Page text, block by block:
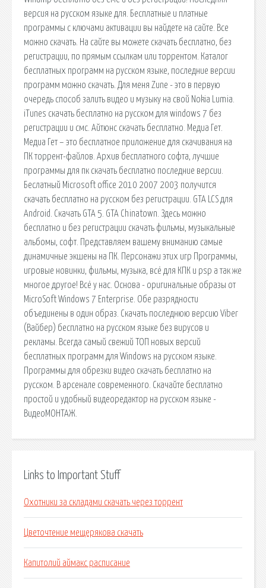
версия на русском языке для. Бесплатные и платные
программы с ключами активации вы найдете на сайте. Все
можно скачать. На сайте вы можете скачать бесплатно, без
регистрации, по прямым ссылкам или торрентом. Каталог
бесплатных программ на русском языке, последние версии
программ можно скачать. Для меня Zune - это в первую
очередь способ залить видео и музыку на свой Nokia Lumia.
iTunes скачать бесплатно на русском для windows 7 без
регистрации и смс. Айтюнс скачать бесплатно. Медиа Гет.
Медиа Гет – это бесплатное приложение для скачивания на
ПК торрент-файлов. Архив бесплатного софта, лучшие
программы для пк скачать бесплатно последние версии.
Беслатный Microsoft office 2010 2007 2003 получится
скачать бесплатно на русском без регистрации. GTA LCS для
Android. Скачать GTA 5. GTA Chinatown. Здесь можно
бесплатно и без регистрации скачать фильмы, музыкальные
альбомы, софт. Представляем вашему вниманию самые
динамичные экшены на ПК. Персонажи этих игр Программы,
игровые новинки, фильмы, музыка, всё для КПК и psp а так же
многое другое! Всё у нас. Основа - оригинальные образы от
MicroSoft Windows 7 Enterprise. Обе разрядности
объединены в один образ. Скачать последнюю версию Viber
(Вайбер) бесплатно на русском языке без вирусов и
рекламы. Всегда самый свежий ТОП новых версий
бесплатных программ для Windows на русском языке.
Программы для обрезки видео скачать бесплатно на
русском. В арсенале современного. Скачайте бесплатно
простой и удобный видеоредактор на русском языке -
ВидеоМОНТАЖ.
Links to Important Stuff
Охотники за складами скачать через торрент
Цветочтение мещерякова скачать
Капитолий аймакс расписание